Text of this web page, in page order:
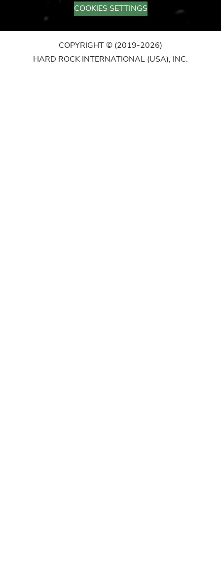
COOKIES SETTINGS
COPYRIGHT © (2019-2026)
HARD ROCK INTERNATIONAL (USA), INC.